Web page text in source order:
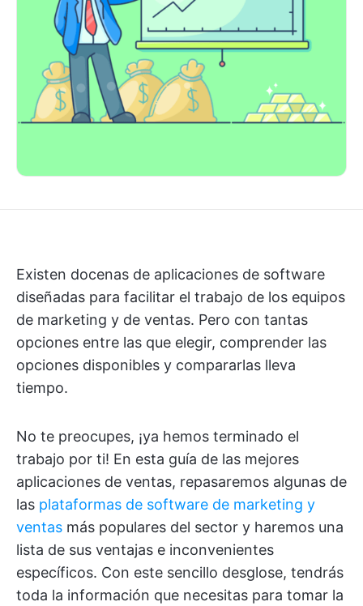
Existen docenas de aplicaciones de software
diseñadas para facilitar el trabajo de los equipos
de marketing y de ventas. Pero con tantas
opciones entre las que elegir, comprender las
opciones disponibles y compararlas lleva
tiempo.
No te preocupes, ¡ya hemos terminado el
trabajo por ti! En esta guía de las mejores
aplicaciones de ventas, repasaremos algunas de
las plataformas de software de marketing y
ventas más populares del sector y haremos una
lista de sus ventajas e inconvenientes
específicos. Con este sencillo desglose, tendrás
toda la información que necesitas para tomar la